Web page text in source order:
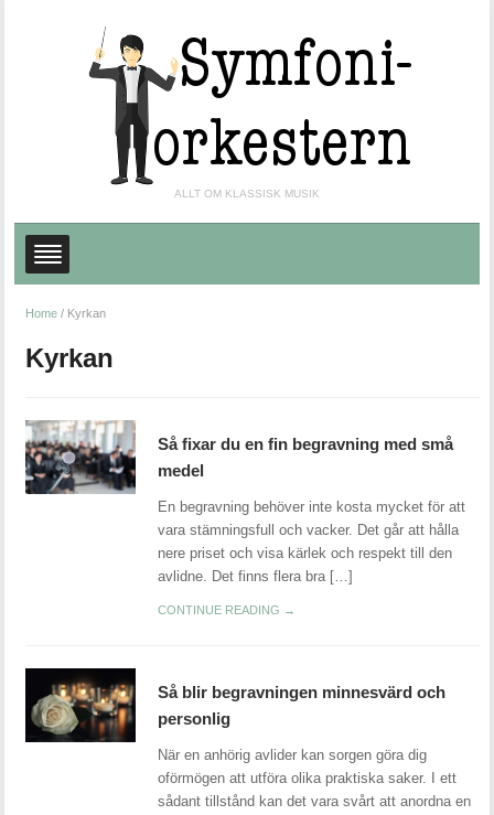
ALLT OM KLASSISK MUSIK
Home / Kyrkan
Kyrkan
Så fixar du en fin begravning med små
medel
En begravning behöver inte kosta mycket för att
vara stämningsfull och vacker. Det går att hålla
nere priset och visa kärlek och respekt till den
avlidne. Det finns flera bra […]
CONTINUE READING →
Så blir begravningen minnesvärd och
personlig
När en anhörig avlider kan sorgen göra dig
oförmögen att utföra olika praktiska saker. I ett
sådant tillstånd kan det vara svårt att anordna en